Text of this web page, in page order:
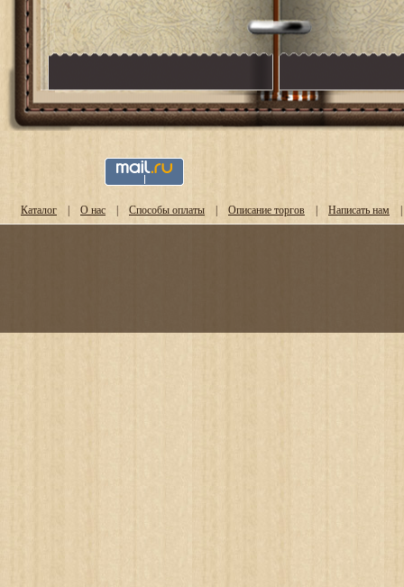
Каталог | О нас | Способы оплаты | Описание торгов | Написать нам |